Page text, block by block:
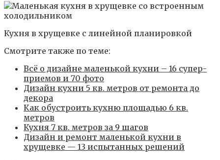
Кухня в хрущевке с линейной планировкой
Смотрите также по теме:
Всё о дизайне маленькой кухни – 16 супер-
приемов и 70 фото
Дизайн кухни 5 кв. метров от ремонта до
декора
Как обустроить кухню площадью 6 кв.
метров
Кухня 7 кв. метров за 9 шагов
Дизайн и ремонт маленькой кухни в
хрущевке — 13 испытанных решений